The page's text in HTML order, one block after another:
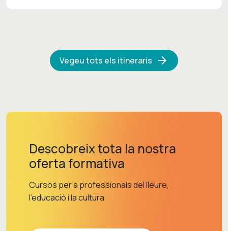
Vegeu tots els itineraris arrow_forward
Descobreix tota la nostra
oferta formativa
Cursos per a professionals del lleure,
l'educació i la cultura